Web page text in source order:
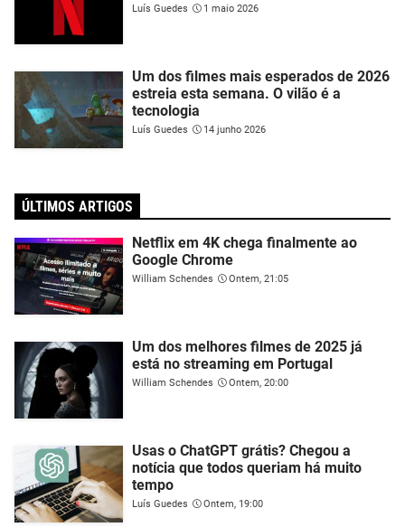
Luís Guedes 1 maio 2026
Um dos filmes mais esperados de 2026
estreia esta semana. O vilão é a
tecnologia
Luís Guedes 14 junho 2026
ÚLTIMOS ARTIGOS
Netflix em 4K chega finalmente ao
Google Chrome
William Schendes Ontem, 21:05
Um dos melhores filmes de 2025 já
está no streaming em Portugal
William Schendes Ontem, 20:00
Usas o ChatGPT grátis? Chegou a
notícia que todos queriam há muito
tempo
Luís Guedes Ontem, 19:00